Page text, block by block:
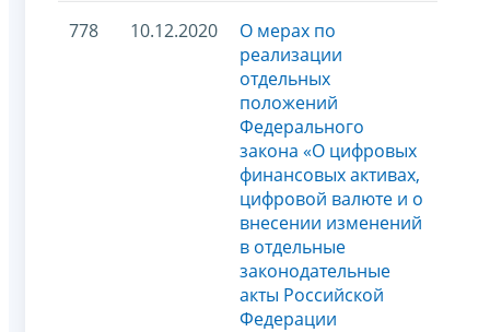
778 10.12.2020
О мерах по
реализации
отдельных
положений
Федерального
закона «О цифровых
финансовых активах,
цифровой валюте и о
внесении изменений
в отдельные
законодательные
акты Российской
Федерации